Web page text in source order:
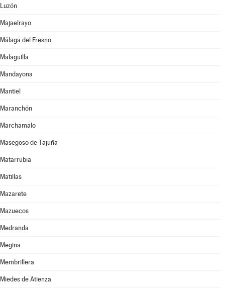
Luzón
Majaelrayo
Málaga del Fresno
Malaguilla
Mandayona
Mantiel
Maranchón
Marchamalo
Masegoso de Tajuña
Matarrubia
Matillas
Mazarete
Mazuecos
Medranda
Megina
Membrillera
Miedes de Atienza